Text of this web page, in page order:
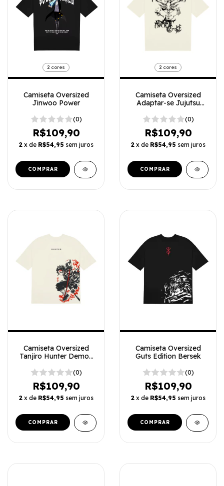
2 cores
Camiseta Oversized
Jinwoo Power
(0)
R$109,90
2 x de R$54,95 sem juros
COMPRAR
2 cores
Camiseta Oversized
Adaptar-se Jujutsu
(0)
R$109,90
2 x de R$54,95 sem juros
COMPRAR
Camiseta Oversized
Tanjiro Hunter Demon
(0)
R$109,90
2 x de R$54,95 sem juros
COMPRAR
Camiseta Oversized
Guts Edition Bersek
(0)
R$109,90
2 x de R$54,95 sem juros
COMPRAR